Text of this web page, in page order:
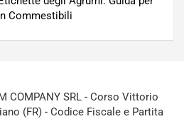
Commestibili
COMPANY SRL - Corso Vittorio
(FR) - Codice Fiscale e Partita